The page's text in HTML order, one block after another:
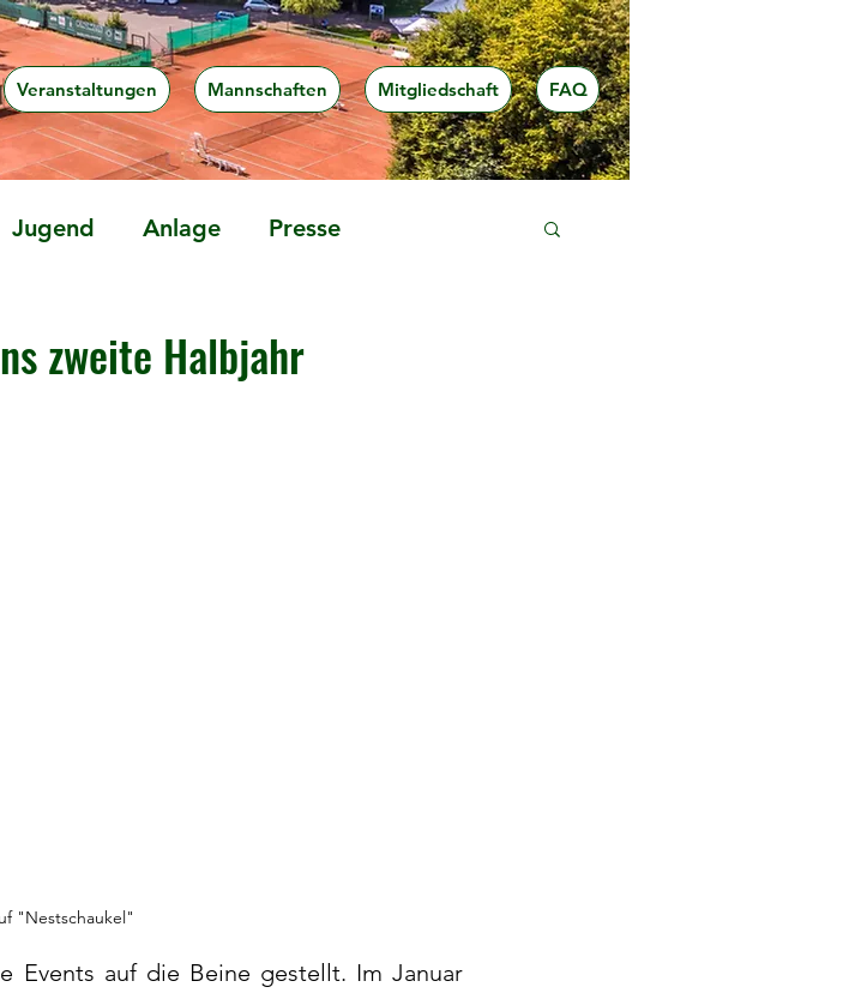
Veranstaltungen Mannschaften Mitgliedschaft FAQ
Jugend Anlage Presse
zweite Halbjahr
"Nestschaukel"
Events auf die Beine gestellt. Im Januar